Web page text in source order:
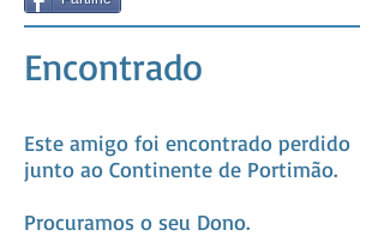
Encontrado
Este amigo foi encontrado perdido
junto ao Continente de Portimão.
Procuramos o seu Dono.